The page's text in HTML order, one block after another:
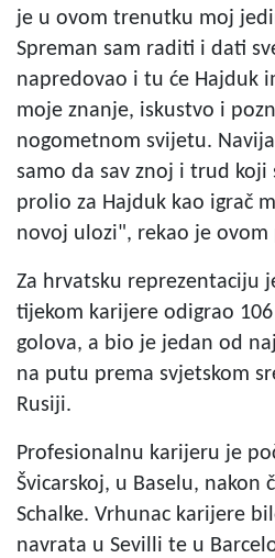
je u ovom trenutku moj
Spreman sam raditi i dati
napredovao i tu će Hajduk
moje znanje, iskustvo i
nogometnom svijetu.
samo da sav znoj i trud koji
prolio za Hajduk kao igrač
novoj ulozi", rekao je ovom
Za hrvatsku reprezentaciju
tijekom karijere odigrao
golova, a bio je jedan od
na putu prema svjetskom
Rusiji.
Profesionalnu karijeru je
Švicarskoj, u Baselu, nakon
Schalke. Vrhunac karijere
navrata u Sevilli te u